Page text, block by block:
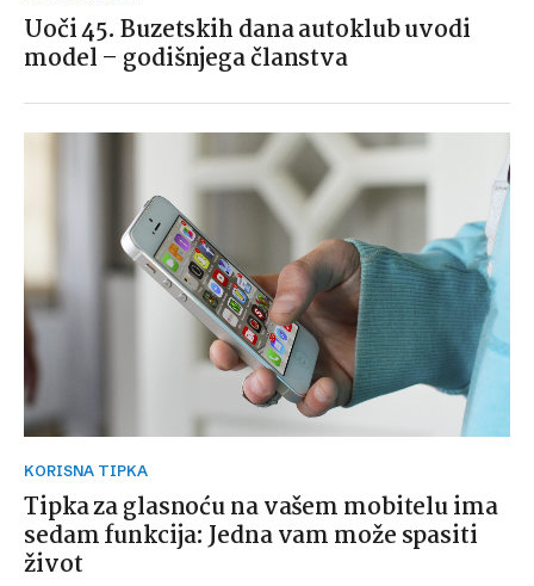
Uoči 45. Buzetskih dana autoklub uvodi
model – godišnjega članstva
KORISNA TIPKA
Tipka za glasnoću na vašem mobitelu ima
sedam funkcija: Jedna vam može spasiti
život